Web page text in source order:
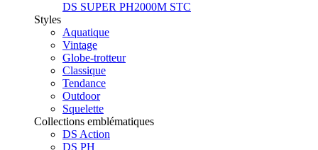
DS SUPER PH2000M STC
Styles
Aquatique
Vintage
Globe-trotteur
Classique
Tendance
Outdoor
Squelette
Collections emblématiques
DS Action
DS PH